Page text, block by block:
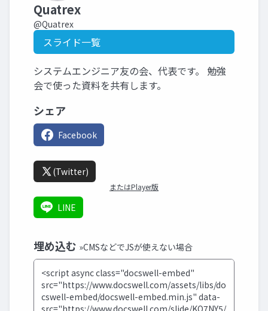
Quatrex
@Quatrex
スライド一覧
システムエンジニア友の会、代表です。 勉強
会で使った資料を共有します。
シェア
Facebook
(Twitter)
またはPlayer版
LINE
埋め込む »CMSなどでJSが使えない場合